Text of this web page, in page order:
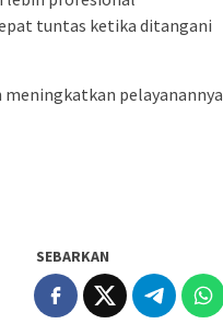
tuntas ketika ditangani
pelayanannya
SEBARKAN